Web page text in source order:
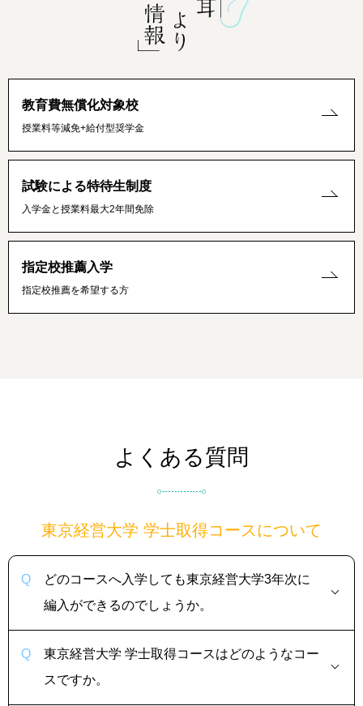
教育費無償化対象校
授業料等減免+給付型奨学金
試験による特待生制度
入学金と授業料最大2年間免除
指定校推薦入学
指定校推薦を希望する方
よくある質問
東京経営大学 学士取得コースについて
どのコースへ入学しても東京経営大学3年次に
編入ができるのでしょうか。
東京経営大学 学士取得コースはどのようなコー
スですか。